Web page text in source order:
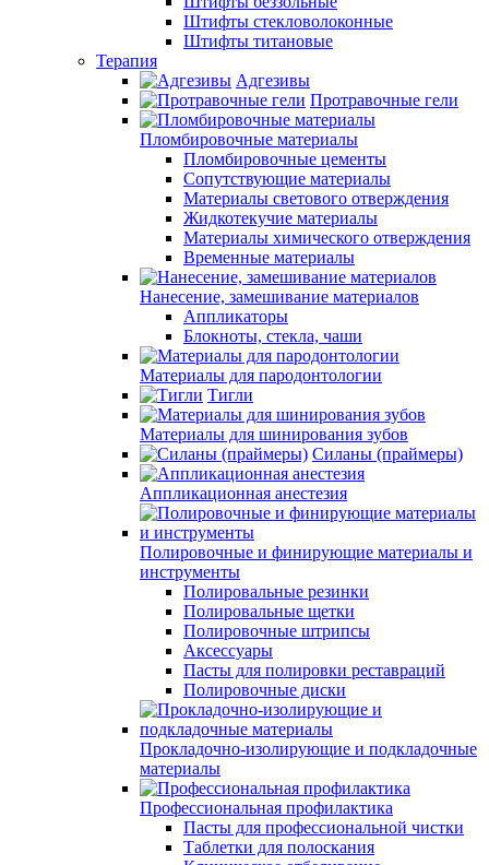
Штифты стекловолоконные
Штифты титановые
Терапия
Адгезивы
Протравочные гели
Пломбировочные материалы
Пломбировочные цементы
Сопутствующие материалы
Материалы светового отверждения
Жидкотекучие материалы
Материалы химического отверждения
Временные материалы
Нанесение, замешивание материалов
Аппликаторы
Блокноты, стекла, чаши
Материалы для пародонтологии
Тигли
Материалы для шинирования зубов
Силаны (праймеры)
Аппликационная анестезия
Полировочные и финирующие материалы и
инструменты
Полировальные резинки
Полировальные щетки
Полировочные штрипсы
Аксессуары
Пасты для полировки реставраций
Полировочные диски
Прокладочно-изолирующие и подкладочные
материалы
Профессиональная профилактика
Пасты для профессиональной чистки
Таблетки для полоскания